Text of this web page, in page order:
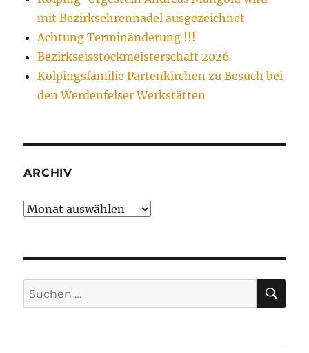
mit Bezirksehrennadel ausgezeichnet
Achtung Terminänderung !!!
Bezirkseisstockmeisterschaft 2026
Kolpingsfamilie Partenkirchen zu Besuch bei
den Werdenfelser Werkstätten
ARCHIV
Archiv
Suchen
nach: